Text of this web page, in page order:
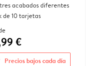
acabados diferentes
de 10 tarjetas
€
Precios bajos cada día